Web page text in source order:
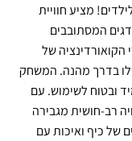
מציע חוויית
המסתובבים
הקואורדינציה של
בדרך מהנה. המשחק
ובטוח לשימוש. עם
רב-חושית מגבירה
של כיף ואיכות עם